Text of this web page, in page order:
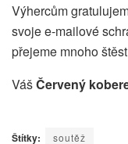
Výhercům
svoje e-mailové
přejeme mnoho
VášČervený
Štítky: soutěž